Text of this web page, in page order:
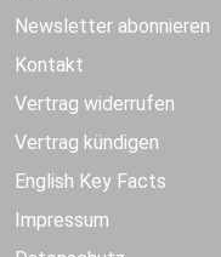
Newsletter abonnieren
Kontakt
Vertrag widerrufen
Vertrag kündigen
English Key Facts
Impressum